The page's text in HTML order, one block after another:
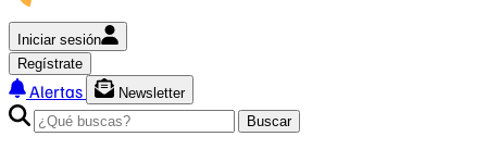
Iniciar sesión
Regístrate
Alertas
Newsletter
Buscar